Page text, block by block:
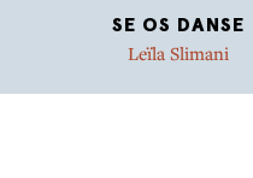
SE OS DANSE
Leïla Slimani